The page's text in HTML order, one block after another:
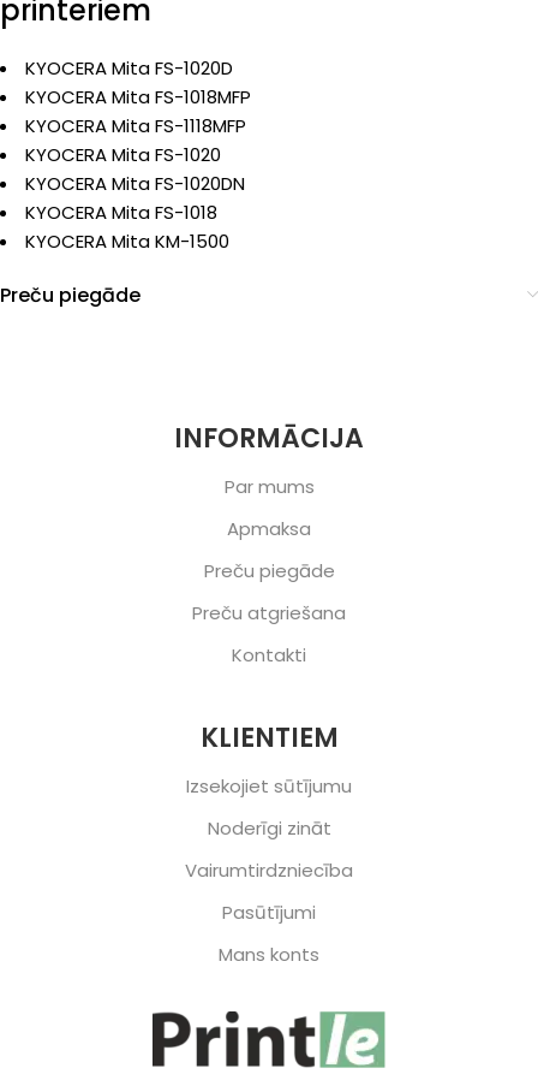
printeriem
KYOCERA Mita FS-1020D
KYOCERA Mita FS-1018MFP
KYOCERA Mita FS-1118MFP
KYOCERA Mita FS-1020
KYOCERA Mita FS-1020DN
KYOCERA Mita FS-1018
KYOCERA Mita KM-1500
Preču piegāde
INFORMĀCIJA
Par mums
Apmaksa
Preču piegāde
Preču atgriešana
Kontakti
KLIENTIEM
Izsekojiet sūtījumu
Noderīgi zināt
Vairumtirdzniecība
Pasūtījumi
Mans konts